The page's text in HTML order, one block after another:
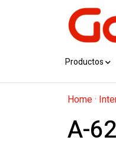
Productos
Home·
A-